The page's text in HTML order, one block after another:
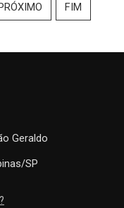
FIM
Geraldo
SP